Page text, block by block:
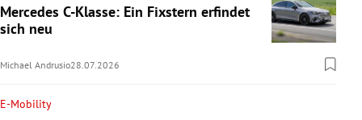
Mercedes C-Klasse: Ein Fixstern erfindet
sich neu
Michael Andrusio28.07.2026
E-Mobility